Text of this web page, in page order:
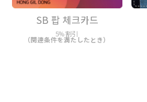
SB 팝 체크카드
5% 割引
（関連条件を満たしたとき）